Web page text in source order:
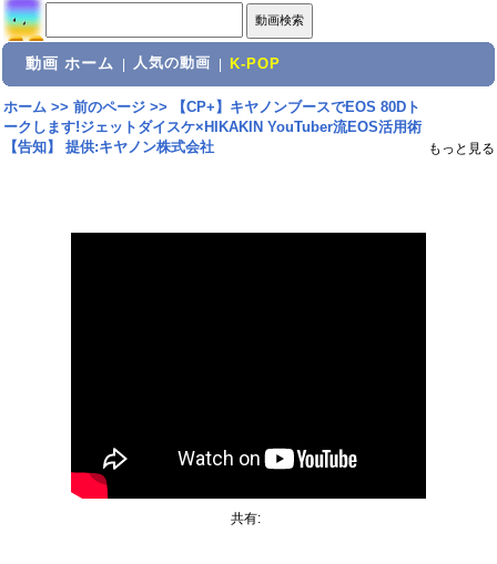
動画 ホーム 人気の動画 K-POP
ホーム>> 前のページ>>
【CP+】キヤノンブースでEOS 80Dト
ークします!ジェットダイスケ×HIKAKIN YouTuber流EOS活用術
【告知】 提供:キヤノン株式会社
もっと見る
共有: